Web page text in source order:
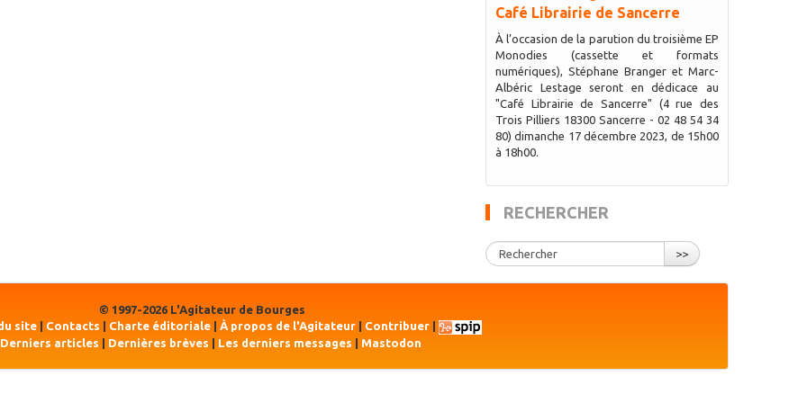
Café Librairie de Sancerre
À l’occasion de la parution du troisième EP
Monodies (cassette et formats
numériques), Stéphane Branger et Marc-
Albéric Lestage seront en dédicace au
"Café Librairie de Sancerre" (4 rue des
Trois Pilliers 18300 Sancerre - 02 48 54 34
80) dimanche 17 décembre 2023, de 15h00
à 18h00.
RECHERCHER
>>
© 1997-2026 L'Agitateur de Bourges
site Contacts Charte éditoriale À propos de l'Agitateur Contribuer
Derniers articles | Dernières brèves | Les derniers messages | Mastodon